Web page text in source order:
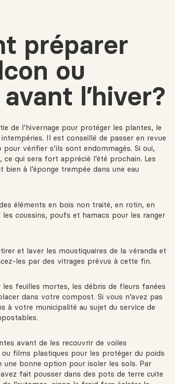
préparer
ou
l’hiver?
de l’hivernage pour protéger les plantes, le
Il est conseillé de passer en revue
vérifier s’ils sont endommagés. Si oui,
qui sera fort apprécié l’été prochain. Les
à l’éponge trempée dans une eau
éléments en bois non traité, en rotin, en
les coussins, poufs et hamacs pour les ranger
et laver les moustiquaires de la véranda et
les par des vitrages prévus à cette fin.
feuilles mortes, les débris de fleurs fanées
dans votre compost. Si vous n’avez pas
à votre municipalité au sujet du service de
avant de les recouvrir de voiles
ou films plastiques pour les protéger du poids
une bonne option pour isoler les sols. Par
fait pousser dans des pots de terre cuite
à l'alerte immobilière